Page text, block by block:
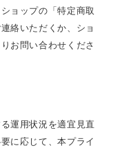
ョップの「特定商取
絡いただくか、ショ
お問い合わせくださ
運用状況を適宜見直
に応じて、本プライ